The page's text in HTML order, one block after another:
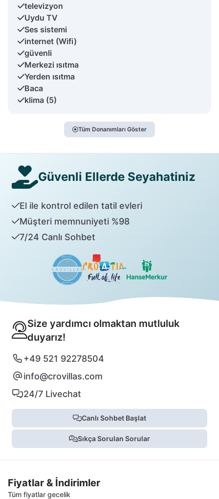
televizyon
Uydu TV
Ses sistemi
internet (Wifi)
güvenli
Merkezi ısıtma
Yerden ısıtma
Baca
klima (5)
Tüm Donanımları Göster
Güvenli Ellerde Seyahatiniz
El ile kontrol edilen tatil evleri
Müşteri memnuniyeti %98
7/24 Canlı Sohbet
Size yardımcı olmaktan mutluluk
duyarız!
+49 521 92278504
info@crovillas.com
24/7 Livechat
Canlı Sohbet Başlat
Sıkça Sorulan Sorular
Fiyatlar & İndirimler
Tüm fiyatlar gecelik